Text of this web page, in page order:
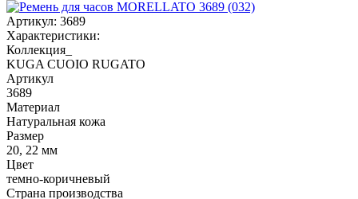
Артикул: 3689
Характеристики:
Коллекция_
KUGA CUOIO RUGATO
Артикул
3689
Материал
Натуральная кожа
Размер
20, 22 мм
Цвет
темно-коричневый
Страна производства